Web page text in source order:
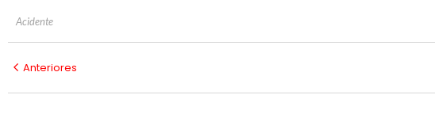
Acidente
Anteriores